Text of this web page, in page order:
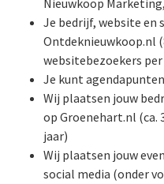
Nieuwkoop
Je bedrijf, website en
Ontdeknieuwkoop.nl
websitebezoekers per
Je kunt
Wij plaatsen jouw
op Groenehart.nl (ca.
jaar)
Wij plaatsen jouw
social media (onder